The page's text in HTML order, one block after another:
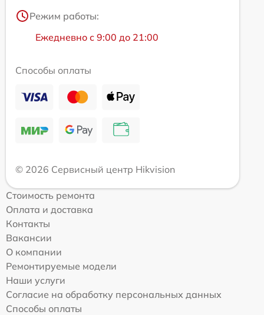
Режим работы:
Ежедневно с 9:00 до 21:00
Способы оплаты
© 2026 Сервисный центр Hikvision
Стоимость ремонта
Оплата и доставка
Контакты
Вакансии
О компании
Ремонтируемые модели
Наши услуги
Согласие на обработку персональных данных
Способы оплаты